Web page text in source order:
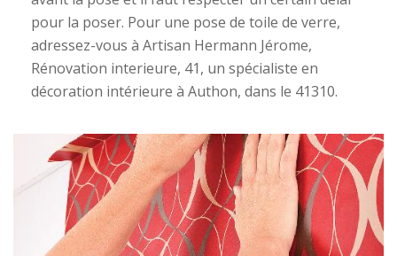
pour la poser. Pour une pose de toile de verre,
adressez-vous à Artisan Hermann Jérome,
Rénovation interieure, 41, un spécialiste en
décoration intérieure à Authon, dans le 41310.